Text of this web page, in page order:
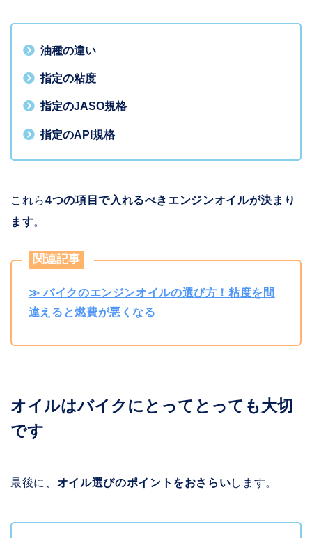
油種の違い
指定の粘度
指定のJASO規格
指定のAPI規格
これら4つの項目で入れるべきエンジンオイルが決まり
ます。
関連記事
≫ バイクのエンジンオイルの選び方！粘度を間
違えると燃費が悪くなる
オイルはバイクにとってとっても大切
です
最後に、 オイル選びのポイントをおさらいします。